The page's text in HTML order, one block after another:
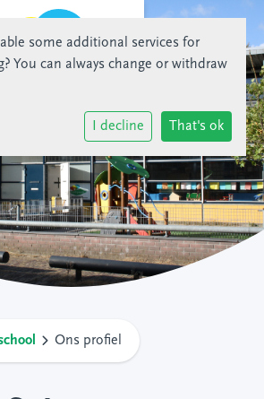
Ons profiel
some additional services for
? You can always change or withdraw
I decline That's ok